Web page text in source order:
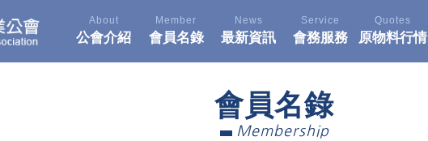
About
公會介紹
Member
會員名錄
News
最新資訊
Service
會務服務
Quotes
原物料行情
會員名錄
Membership